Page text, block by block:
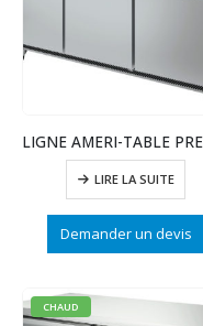
LIRE LA SUITE
Demander un devis
CHAUD